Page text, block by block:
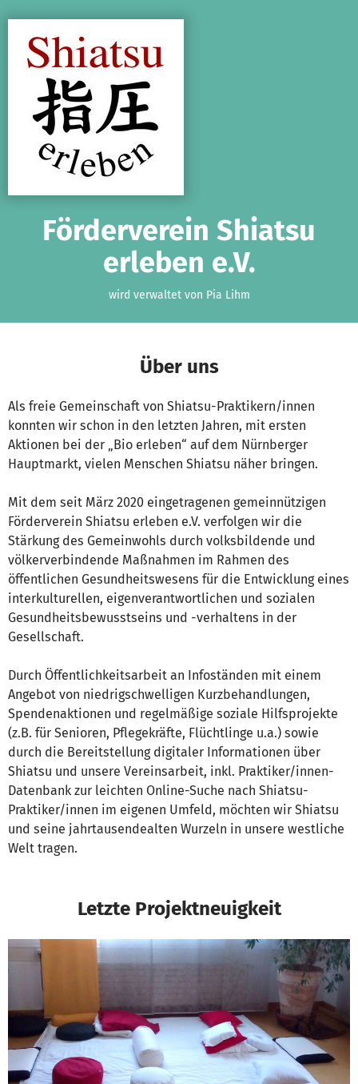
Förderverein Shiatsu
erleben e.V.
wird verwaltet von Pia Lihm
Über uns
Als freie Gemeinschaft von Shiatsu-Praktikern/innen
konnten wir schon in den letzten Jahren, mit ersten
Aktionen bei der „Bio erleben“ auf dem Nürnberger
Hauptmarkt, vielen Menschen Shiatsu näher bringen.
Mit dem seit März 2020 eingetragenen gemeinnützigen
Förderverein Shiatsu erleben e.V. verfolgen wir die
Stärkung des Gemeinwohls durch volksbildende und
völkerverbindende Maßnahmen im Rahmen des
öffentlichen Gesundheitswesens für die Entwicklung eines
interkulturellen, eigenverantwortlichen und sozialen
Gesundheitsbewusstseins und -verhaltens in der
Gesellschaft.
Durch Öffentlichkeitsarbeit an Infoständen mit einem
Angebot von niedrigschwelligen Kurzbehandlungen,
Spendenaktionen und regelmäßige soziale Hilfsprojekte
(z.B. für Senioren, Pflegekräfte, Flüchtlinge u.a.) sowie
durch die Bereitstellung digitaler Informationen über
Shiatsu und unsere Vereinsarbeit, inkl. Praktiker/innen-
Datenbank zur leichten Online-Suche nach Shiatsu-
Praktiker/innen im eigenen Umfeld, möchten wir Shiatsu
und seine jahrtausendealten Wurzeln in unsere westliche
Welt tragen.
Letzte Projektneuigkeit